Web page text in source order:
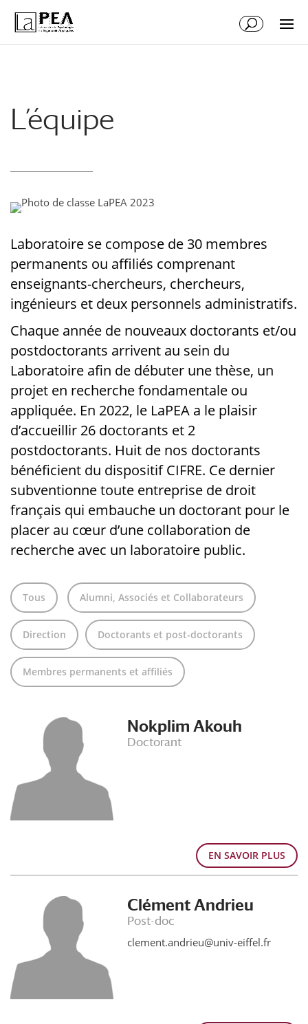
contenu
L’équipe
Laboratoire se compose de 30 membres
permanents ou affiliés comprenant
enseignants-chercheurs, chercheurs,
ingénieurs et deux personnels administratifs.
Chaque année de nouveaux doctorants et/ou
postdoctorants arrivent au sein du
Laboratoire afin de débuter une thèse, un
projet en recherche fondamentale ou
appliquée. En 2022, le LaPEA a le plaisir
d’accueillir 26 doctorants et 2
postdoctorants. Huit de nos doctorants
bénéficient du dispositif CIFRE. Ce dernier
subventionne toute entreprise de droit
français qui embauche un doctorant pour le
placer au cœur d’une collaboration de
recherche avec un laboratoire public.
Tous Alumni, Associés et Collaborateurs
Direction Doctorants et post-doctorants
Membres permanents et affiliés
Nokplim Akouh
Doctorant
EN SAVOIR PLUS
Clément Andrieu
Post-doc
clement.andrieu@univ-eiffel.fr